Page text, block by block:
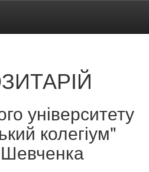
університету
колегіум"